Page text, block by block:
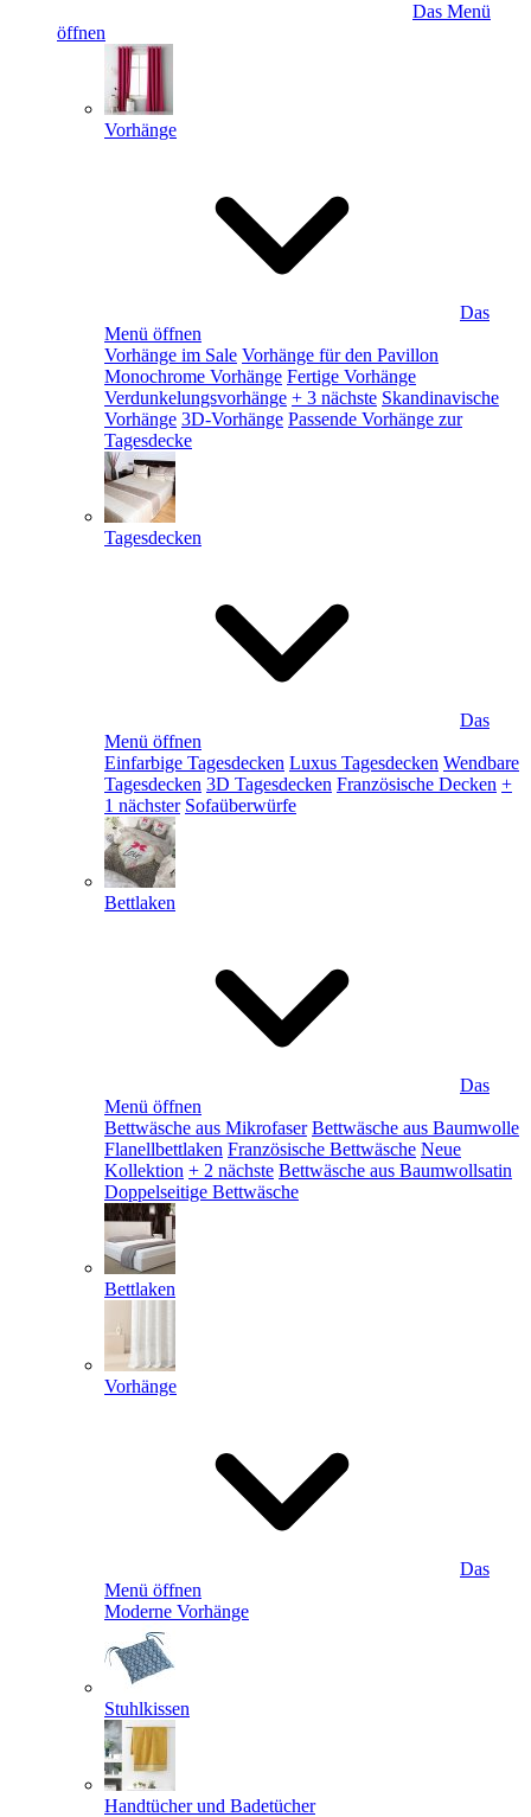
Das Menü
öffnen
Vorhänge
Das
Menü öffnen
Vorhänge im Sale Vorhänge für den Pavillon
Monochrome Vorhänge Fertige Vorhänge
Verdunkelungsvorhänge + 3 nächste Skandinavische
Vorhänge 3D-Vorhänge Passende Vorhänge zur
Tagesdecke
Tagesdecken
Das
Menü öffnen
Einfarbige Tagesdecken Luxus Tagesdecken Wendbare
Tagesdecken 3D Tagesdecken Französische Decken +
1 nächster Sofaüberwürfe
Bettlaken
Das
Menü öffnen
Bettwäsche aus Mikrofaser Bettwäsche aus Baumwolle
Flanellbettlaken Französische Bettwäsche Neue
Kollektion + 2 nächste Bettwäsche aus Baumwollsatin
Doppelseitige Bettwäsche
Bettlaken
Vorhänge
Das
Menü öffnen
Moderne Vorhänge
Stuhlkissen
Handtücher und Badetücher